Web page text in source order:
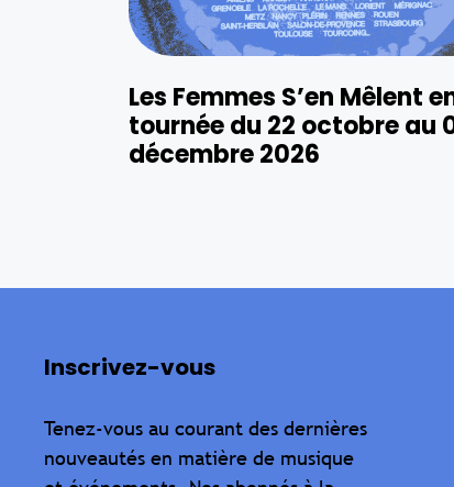
Les Femmes S’en Mêlent
tournée du 22 octobre au
décembre 2026
Inscrivez-vous
Tenez-vous au courant des dernières
nouveautés en matière de musique